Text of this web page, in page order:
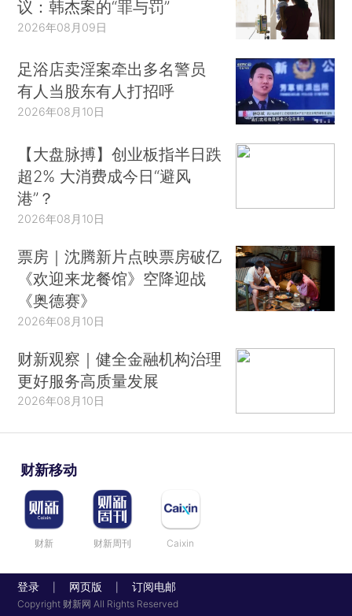
议：韩杰案的“罪与罚”
2026年08月09日
足浴店卖淫案牵出多名警员
有人当股东有人打招呼
2026年08月10日
【大盘脉搏】创业板指半日跌
超2% 大消费成今日“避风
港”？
2026年08月10日
票房｜沈腾新片点映票房破亿
《欢迎来龙餐馆》空降迎战
《奥德赛》
2026年08月10日
财新观察｜健全金融机构治理
更好服务高质量发展
2026年08月10日
财新移动
财新 财新周刊 Caixin
登录 网页版 订阅电邮
Copyright 财新网 All Rights Reserved